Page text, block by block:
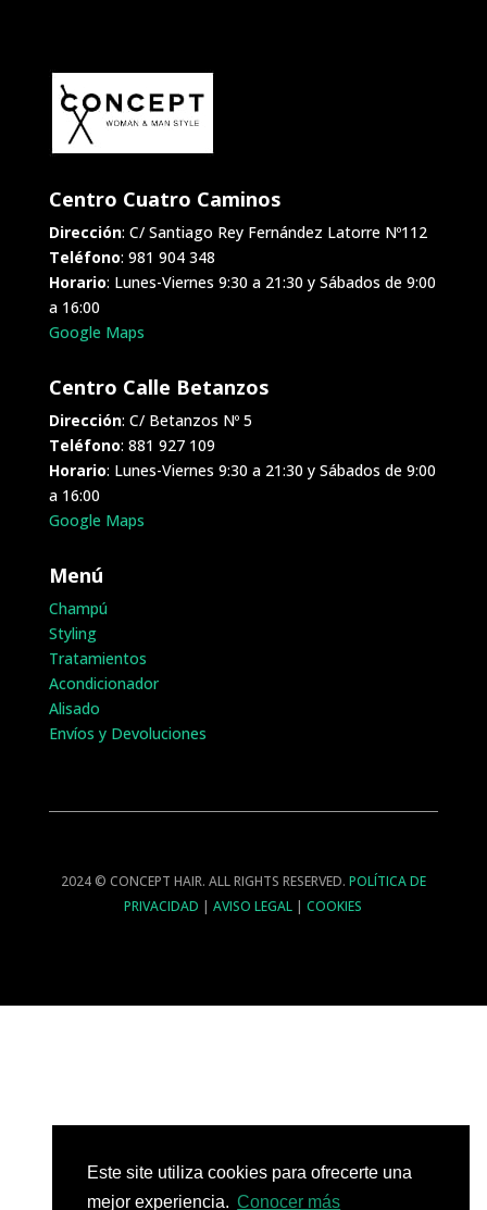
Centro Cuatro Caminos
Dirección: C/ Santiago Rey Fernández Latorre Nº112
Teléfono: 981 904 348
Horario: Lunes-Viernes 9:30 a 21:30 y Sábados de 9:00
a 16:00
Google Maps
Centro Calle Betanzos
Dirección: C/ Betanzos Nº 5
Teléfono: 881 927 109
Horario: Lunes-Viernes 9:30 a 21:30 y Sábados de 9:00
a 16:00
Google Maps
Menú
Champú
Styling
Tratamientos
Acondicionador
Alisado
Envíos y Devoluciones
2024 © CONCEPT HAIR. ALL RIGHTS RESERVED. POLÍTICA DE
PRIVACIDAD |AVISO LEGAL |COOKIES
Este site utiliza cookies para ofrecerte una
mejor experiencia. Conocer más